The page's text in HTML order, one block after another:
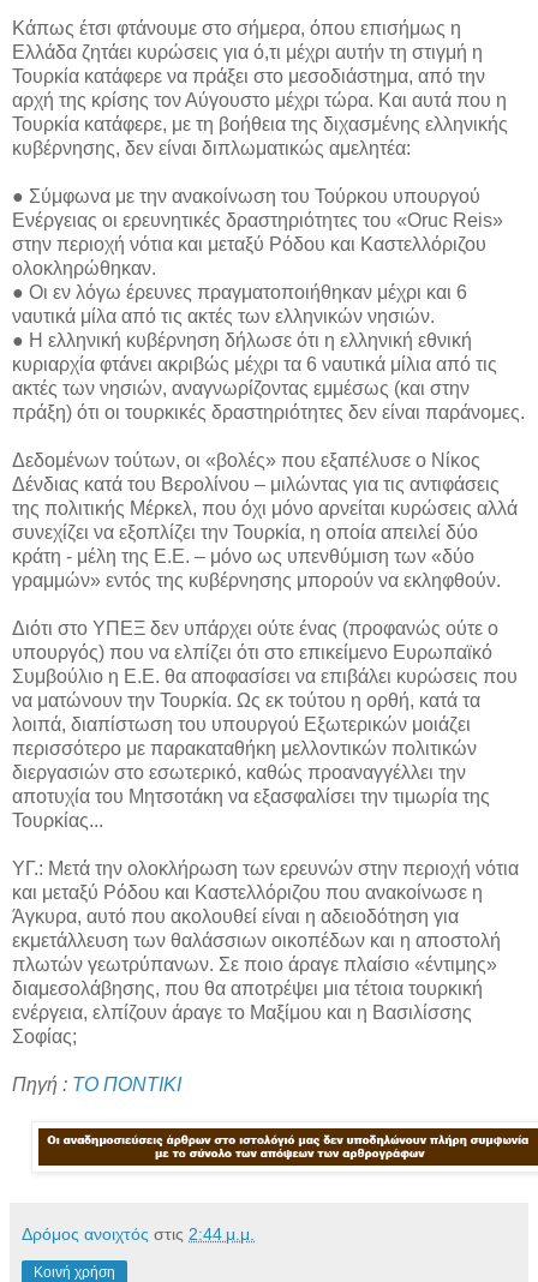
Κάπως έτσι φτάνουμε στο σήμερα, όπου επισήμως η
Ελλάδα ζητάει κυρώσεις για ό,τι μέχρι αυτήν τη στιγμή η
Τουρκία κατάφερε να πράξει στο μεσοδιάστημα, από την
αρχή της κρίσης τον Αύγουστο μέχρι τώρα. Και αυτά που η
Τουρκία κατάφερε, με τη βοήθεια της διχασμένης ελληνικής
κυβέρνησης, δεν είναι διπλωματικώς αμελητέα:
● Σύμφωνα με την ανακοίνωση του Τούρκου υπουργού
Ενέργειας οι ερευνητικές δραστηριότητες του «Oruc Reis»
στην περιοχή νότια και μεταξύ Ρόδου και Καστελλόριζου
ολοκληρώθηκαν.
● Οι εν λόγω έρευνες πραγματοποιήθηκαν μέχρι και 6
ναυτικά μίλα από τις ακτές των ελληνικών νησιών.
● Η ελληνική κυβέρνηση δήλωσε ότι η ελληνική εθνική
κυριαρχία φτάνει ακριβώς μέχρι τα 6 ναυτικά μίλια από τις
ακτές των νησιών, αναγνωρίζοντας εμμέσως (και στην
πράξη) ότι οι τουρκικές δραστηριότητες δεν είναι παράνομες.
Δεδομένων τούτων, οι «βολές» που εξαπέλυσε ο Νίκος
Δένδιας κατά του Βερολίνου – μιλώντας για τις αντιφάσεις
της πολιτικής Μέρκελ, που όχι μόνο αρνείται κυρώσεις αλλά
συνεχίζει να εξοπλίζει την Τουρκία, η οποία απειλεί δύο
κράτη - μέλη της Ε.Ε. – μόνο ως υπενθύμιση των «δύο
γραμμών» εντός της κυβέρνησης μπορούν να εκληφθούν.
Διότι στο ΥΠΕΞ δεν υπάρχει ούτε ένας (προφανώς ούτε ο
υπουργός) που να ελπίζει ότι στο επικείμενο Ευρωπαϊκό
Συμβούλιο η Ε.Ε. θα αποφασίσει να επιβάλει κυρώσεις που
να ματώνουν την Τουρκία. Ως εκ τούτου η ορθή, κατά τα
λοιπά, διαπίστωση του υπουργού Εξωτερικών μοιάζει
περισσότερο με παρακαταθήκη μελλοντικών πολιτικών
διεργασιών στο εσωτερικό, καθώς προαναγγέλλει την
αποτυχία του Μητσοτάκη να εξασφαλίσει την τιμωρία της
Τουρκίας...
ΥΓ.: Μετά την ολοκλήρωση των ερευνών στην περιοχή νότια
και μεταξύ Ρόδου και Καστελλόριζου που ανακοίνωσε η
Άγκυρα, αυτό που ακολουθεί είναι η αδειοδότηση για
εκμετάλλευση των θαλάσσιων οικοπέδων και η αποστολή
πλωτών γεωτρύπανων. Σε ποιο άραγε πλαίσιο «έντιμης»
διαμεσολάβησης, που θα αποτρέψει μια τέτοια τουρκική
ενέργεια, ελπίζουν άραγε το Μαξίμου και η Βασιλίσσης
Σοφίας;
Πηγή : ΤΟ ΠΟΝΤΙΚΙ
Δρόμος ανοιχτός στις 2:44 μ.μ.
Κοινή χρήση